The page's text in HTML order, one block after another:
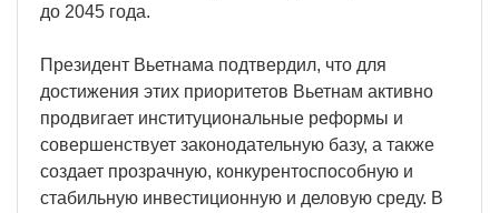
до 2045 года.
Президент Вьетнама подтвердил, что для
достижения этих приоритетов Вьетнам активно
продвигает институциональные реформы и
совершенствует законодательную базу, а также
создает прозрачную, конкурентоспособную и
стабильную инвестиционную и деловую среду. В